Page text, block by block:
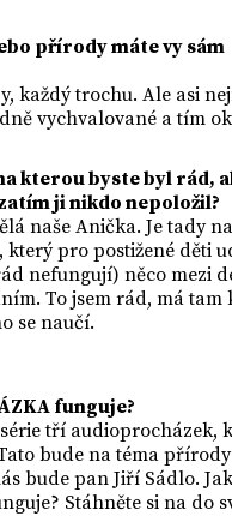
přírody máte vy sám
každý trochu. Ale asi
vychvalované a tím
kterou byste byl rád,
ji nikdo nepoložil?
naše Anička. Je tady
který pro postižené děti
nefungují) něco mezi
To jsem rád, má tam
se naučí.
funguje?
tří audioprocházek,
bude na téma
bude pan Jiří Sádlo.
Stáhněte si na do